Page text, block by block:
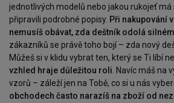
jednotlivých modelů nebo jakou rukojeť má
připravili podrobné popisy. Při nakupování
nemusíš obávat, zda deštník odolá
zákazníků se právě toho bojí – zda nový
Můžeš si v klidu vybrat ten, který se Ti líbí
vzhled hraje důležitou roli. Navíc máš na
vzorů – záleží jen na Tobě, co si u nás
obchodech často narazíš na zboží od